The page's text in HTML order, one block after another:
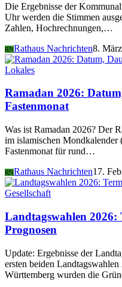
Die Ergebnisse der
Uhr werden die Stimmen
Zahlen, Hochrechnungen,…
RNRathaus Nachrichten8.
Lokales
Ramadan 2026:
Fastenmonat
Was ist Ramadan 2026? Der
im islamischen
Fastenmonat für rund…
RNRathaus Nachrichten17.
Gesellschaft
Landtagswahlen 2026:
Prognosen
Update: Ergebnisse der
ersten beiden
Württemberg wurden die